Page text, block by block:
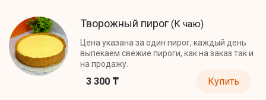
Творожный пирог (К чаю)
Цена указана за один пирог, каждый день
выпекаем свежие пироги, как на заказ так и
на продажу.
3 300 ₸ Купить